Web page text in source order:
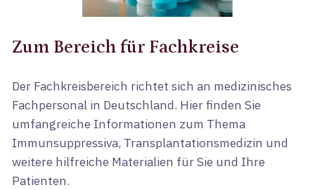
Zum Bereich für Fachkreise
Der Fachkreisbereich richtet sich an medizinisches
Fachpersonal in Deutschland. Hier finden Sie
umfangreiche Informationen zum Thema
Immunsuppressiva, Transplantationsmedizin und
weitere hilfreiche Materialien für Sie und Ihre
Patienten.